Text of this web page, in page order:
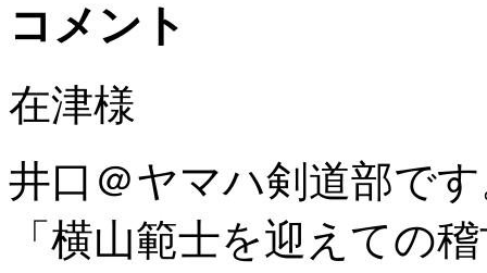
コメント
在津様
井口＠ヤマハ剣道部で
「横山範士を迎えての